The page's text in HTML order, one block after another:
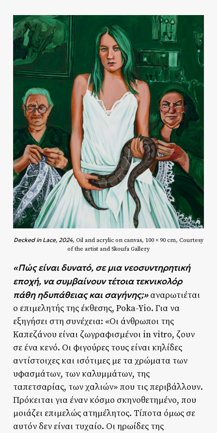
Decked in Lace, 2024, Oil and acrylic on canvas, 100 × 90 cm, Courtesy
of the artist and Skoufa Gallery
«Πώς είναι δυνατό, σε μια νεοσυντηρητική
εποχή, να συμβαίνουν τέτοια τεκνικολόρ
πάθη ηδυπάθειας και σαγήνης;»αναρωτιέται
ο επιμελητής της έκθεσης, Poka-Yio. Για να
εξηγήσει στη συνέχεια: «Οι άνθρωποι της
Καπεζάνου είναι ζωγραφισμένοι in vitro, ζουν
σε ένα κενό. Οι φιγούρες τους είναι κηλίδες
αντίστοιχες και ισότιμες με τα χρώματα των
υφασμάτων, των καλυμμάτων, της
ταπετσαρίας, των χαλιών» που τις περιβάλλουν.
Πρόκειται για έναν κόσμο σκηνοθετημένο, που
μοιάζει επιμελώς ατημέλητος. Τίποτα όμως σε
αυτόν δεν είναι τυχαίο. Οι ηρωίδες της